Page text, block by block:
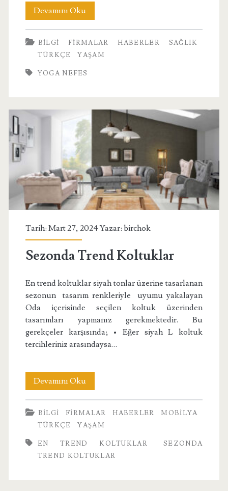
Devamını OkuYoga
Nefes
BILGI FIRMALAR HABERLER
SAĞLIK
TÜRKÇE
YAŞAM
YOGA NEFES
Tarih: Mart 27, 2024 Yazar: birchok
Sezonda Trend Koltuklar
En trend koltuklar siyah tonlar üzerine tasarlanan
sezonun tasarım renkleriyle uyumu yakalayan
Oda içerisinde seçilen koltuk üzerinden
tasarımları yapmanız gerekmektedir. Bu
gerekçeler karşısında; • Eğer siyah L koltuk
tercihleriniz arasındaysa…
Devamını Oku
Trend
Koltuklar
BILGI FIRMALAR HABERLER
MOBILYA
TÜRKÇE
YAŞAM
EN TREND KOLTUKLAR
SEZONDA
TREND KOLTUKLAR